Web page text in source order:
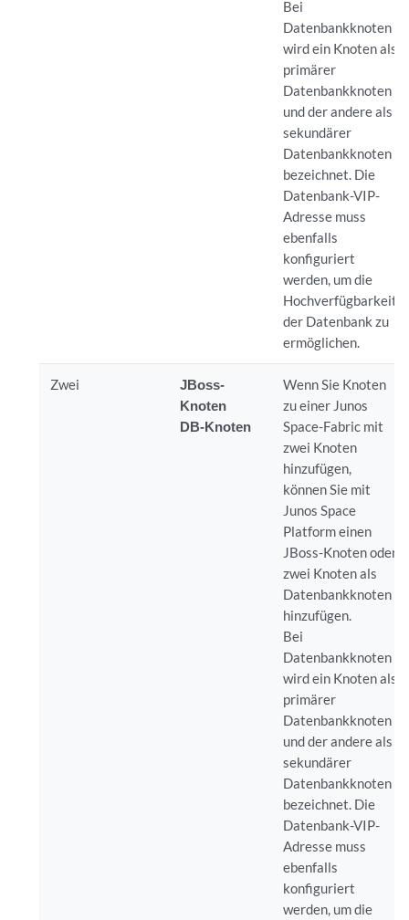
Bei
Datenbankknoten
wird ein Knoten als
primärer
Datenbankknoten
und der andere als
sekundärer
Datenbankknoten
bezeichnet. Die
Datenbank-VIP-
Adresse muss
ebenfalls
konfiguriert
werden, um die
Hochverfügbarkeit
der Datenbank zu
ermöglichen.
Zwei
JBoss-
Knoten
DB-Knoten
Wenn Sie Knoten
zu einer Junos
Space-Fabric mit
zwei Knoten
hinzufügen,
können Sie mit
Junos Space
Platform einen
JBoss-Knoten oder
zwei Knoten als
Datenbankknoten
hinzufügen.
Bei
Datenbankknoten
wird ein Knoten als
primärer
Datenbankknoten
und der andere als
sekundärer
Datenbankknoten
bezeichnet. Die
Datenbank-VIP-
Adresse muss
ebenfalls
konfiguriert
werden, um die